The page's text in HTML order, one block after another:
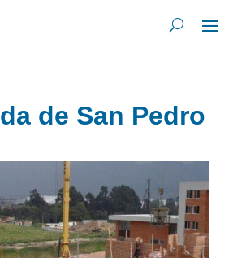
de San Pedro